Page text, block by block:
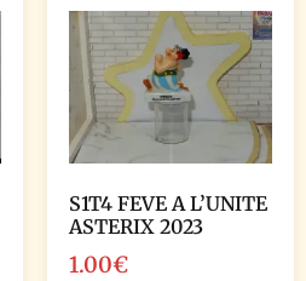
S1T4 FEVE A L’UNITE
ASTERIX 2023
1.00€